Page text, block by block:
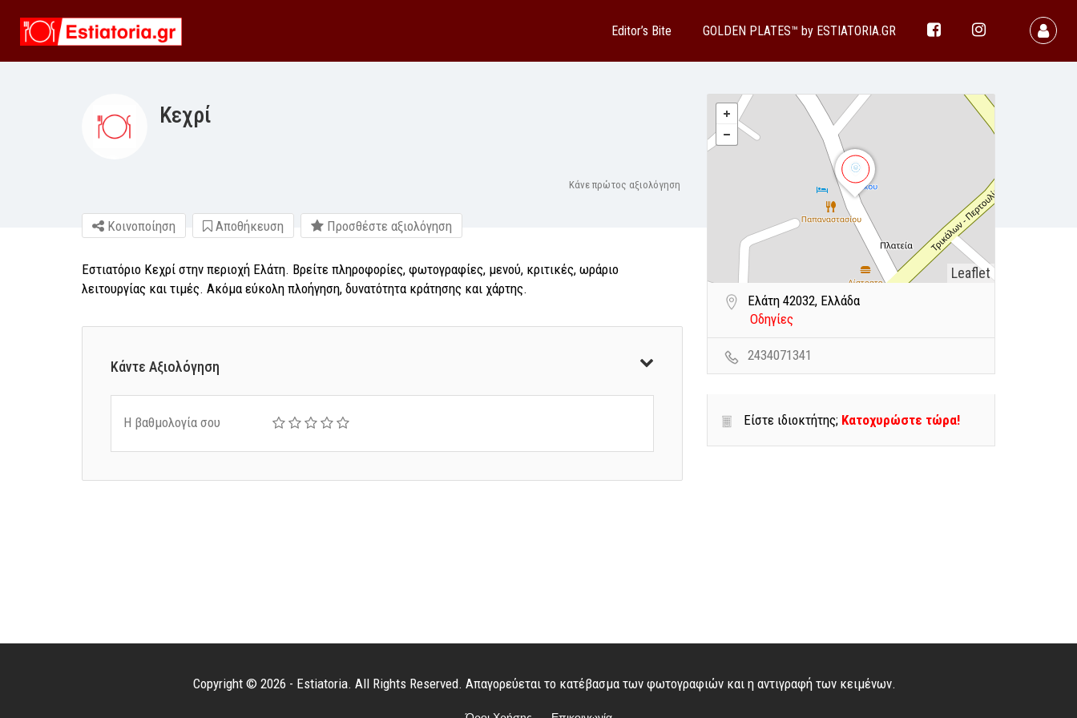
Editor’s Bite GOLDEN PLATES™ by ESTIATORIA.GR
Κεχρί
Κάνε πρώτος αξιολόγηση
Κοινοποίηση Αποθήκευση Προσθέστε αξιολόγηση
Εστιατόριο Κεχρί στην περιοχή Ελάτη. Βρείτε πληροφορίες, φωτογραφίες, μενού, κριτικές, ωράριο
λειτουργίας και τιμές. Ακόμα εύκολη πλοήγηση, δυνατότητα κράτησης και χάρτης.
Κάντε Αξιολόγηση
Η βαθμολογία σου
Leaflet
Ελάτη 42032, Ελλάδα
Οδηγίες
2434071341
Είστε ιδιοκτήτης; Κατοχυρώστε τώρα!
Copyright © 2026 - Estiatoria. All Rights Reserved. Απαγορεύεται το κατέβασμα των φωτογραφιών και η αντιγραφή των κειμένων.